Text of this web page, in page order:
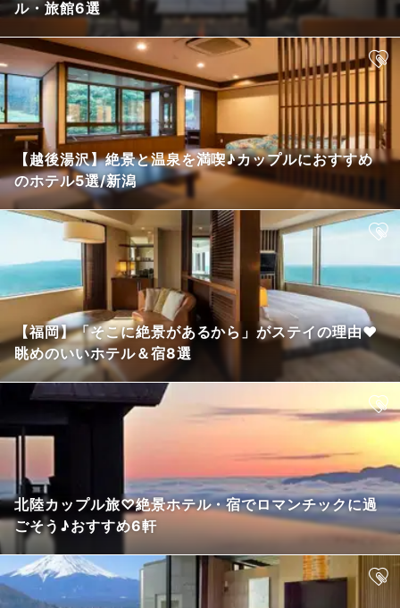
ル・旅館6選
【越後湯沢】絶景と温泉を満喫♪カップルにおすすめ
のホテル5選/新潟
【福岡】「そこに絶景があるから」がステイの理由❤
眺めのいいホテル＆宿8選
北陸カップル旅♡絶景ホテル・宿でロマンチックに過
ごそう♪おすすめ6軒